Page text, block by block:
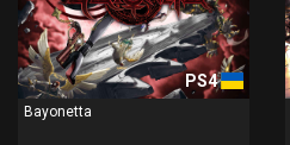
PS4
Bayonetta